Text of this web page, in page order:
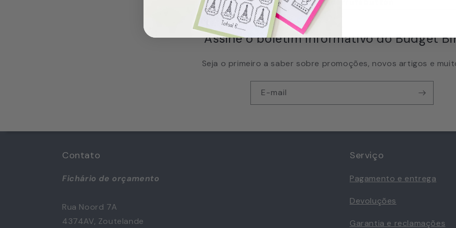
Assine o boletim informativo do Budget
Seja o primeiro a saber sobre promoções, novos artigos e
E-mail
Contato
Fichário de orçamento
Rua Noord 7A
4374AV, Zoutelande
Serviço
Pagamento e entrega
Devoluções
Garantia e reclamações